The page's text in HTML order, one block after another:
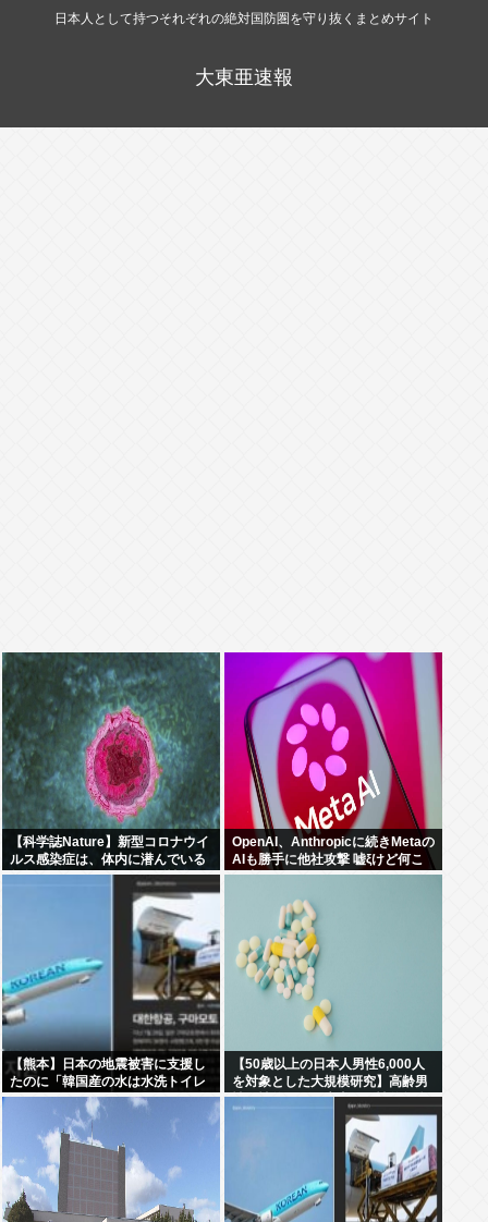
日本人として持つそれぞれの絶対国防圏を守り抜くまとめサイト
大東亜速報
【科学誌Nature】新型コロナウイ
ルス感染症は、体内に潜んでいる
無数の休眠ウイルスを再活性化
し、人々に重篤な病気を引き起こ
OpenAI、Anthropicに続きMetaの
AIも勝手に他社攻撃 嘘ξけど何こ
れ流行ってんの？
【熊本】日本の地震被害に支援し
たのに「韓国産の水は水洗トイレ
に」
【50歳以上の日本人男性6,000人
を対象とした大規模研究】高齢男
性の性的な最優先事項は性的興奮